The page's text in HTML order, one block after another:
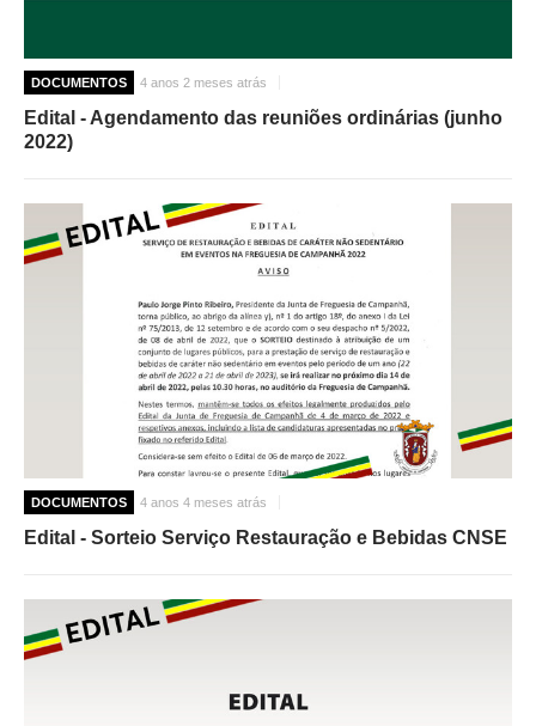
DOCUMENTOS 4 anos 2 meses atrás
Edital - Agendamento das reuniões ordinárias (junho
2022)
DOCUMENTOS 4 anos 4 meses atrás
Edital - Sorteio Serviço Restauração e Bebidas CNSE